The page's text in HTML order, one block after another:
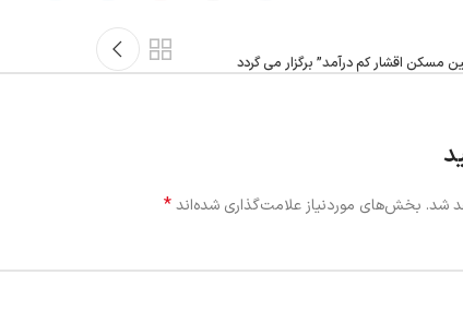
مسکن اقشار کم درآمد” برگزار می گردد
شد. بخش‌های موردنیاز علامت‌گذاری شده‌اند*